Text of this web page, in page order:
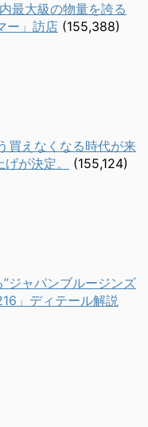
最大級の物量を誇る
ー」訪店 (155,388)
買えなくなる時代が来
が決定。
(155,124)
”ジャパンブルージンズ
」ディテール解説